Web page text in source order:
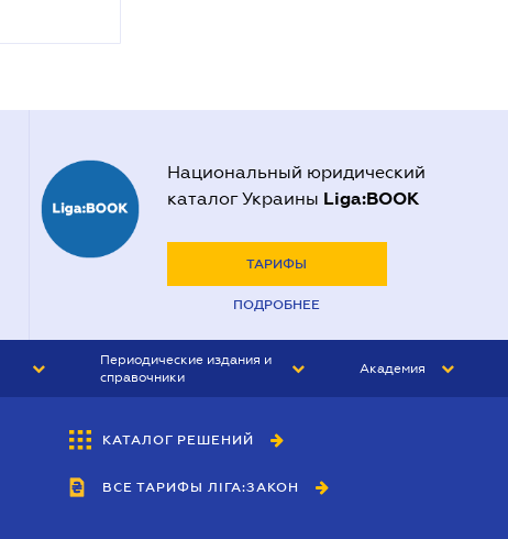
Национальный юридический
каталог Украины Liga:BOOK
ТАРИФЫ
ПОДРОБНЕЕ
Периодические издания и
справочники
БУХГАЛТЕР&ЗАКОН
ВЕСТНИК МСФО
Академия
КАТАЛОГ РЕШЕНИЙ
ВСЕ ТАРИФЫ ЛІГА:ЗАКОН